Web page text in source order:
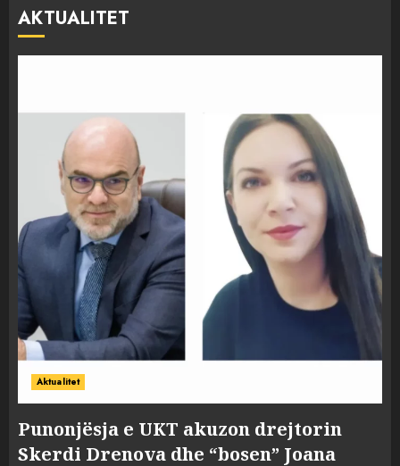
AKTUALITET
Aktualitet
Punonjësja e UKT akuzon drejtorin
Skerdi Drenova dhe “bosen” Joana